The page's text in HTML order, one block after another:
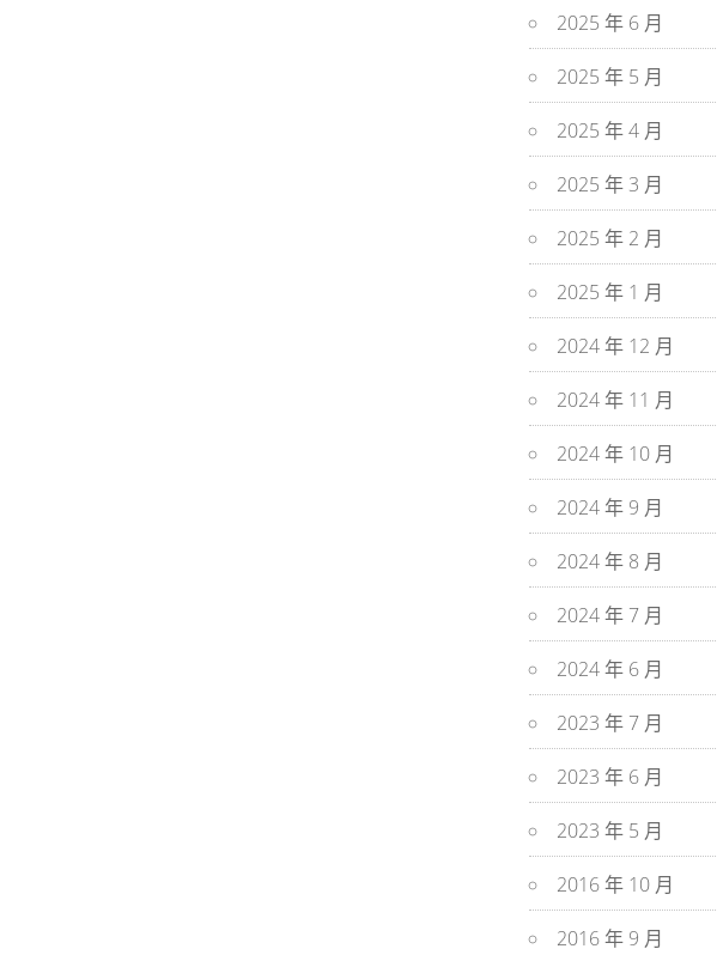
2025 年 6 月
2025 年 5 月
2025 年 4 月
2025 年 3 月
2025 年 2 月
2025 年 1 月
2024 年 12 月
2024 年 11 月
2024 年 10 月
2024 年 9 月
2024 年 8 月
2024 年 7 月
2024 年 6 月
2023 年 7 月
2023 年 6 月
2023 年 5 月
2016 年 10 月
2016 年 9 月